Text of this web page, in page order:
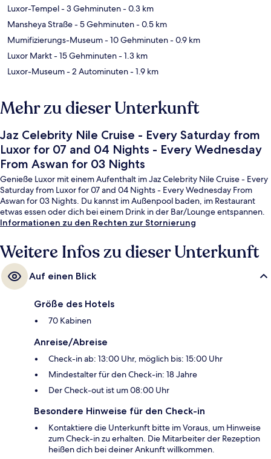
Luxor-Tempel- 3 Gehminuten- 0.3 km
Mansheya Straße- 5 Gehminuten- 0.5 km
Mumifizierungs-Museum- 10 Gehminuten- 0.9 km
Luxor Markt- 15 Gehminuten- 1.3 km
Luxor-Museum- 2 Autominuten- 1.9 km
Mehr zu dieser Unterkunft
Jaz Celebrity Nile Cruise - Every Saturday from
Luxor for 07 and 04 Nights - Every Wednesday
From Aswan for 03 Nights
Genieße Luxor mit einem Aufenthalt im Jaz Celebrity Nile Cruise - Every
Saturday from Luxor for 07 and 04 Nights - Every Wednesday From
Aswan for 03 Nights. Du kannst im Außenpool baden, im Restaurant
etwas essen oder dich bei einem Drink in der Bar/Lounge entspannen.
Informationen zu den Rechten zur Stornierung
Weitere Infos zu dieser Unterkunft
Auf einen Blick
Größe des Hotels
70 Kabinen
Anreise/Abreise
Check-in ab: 13:00 Uhr, möglich bis: 15:00 Uhr
Mindestalter für den Check-in: 18 Jahre
Der Check-out ist um 08:00 Uhr
Besondere Hinweise für den Check-in
Kontaktiere die Unterkunft bitte im Voraus, um Hinweise
zum Check-in zu erhalten. Die Mitarbeiter der Rezeption
heißen dich bei deiner Ankunft willkommen.